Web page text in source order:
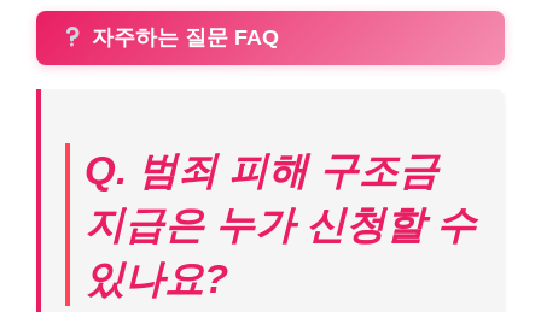
자주하는 질문 FAQ
Q. 범죄 피해 구조금
지급은 누가 신청할 수
있나요?